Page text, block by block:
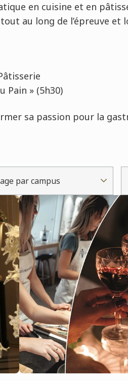
en cuisine et en
au long de l’épreuve et
Pain » (5h30)
sa passion pour la
par campus